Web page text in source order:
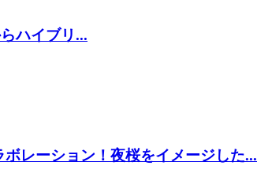
ハイブリ...
ボレーション！夜桜をイメージした...